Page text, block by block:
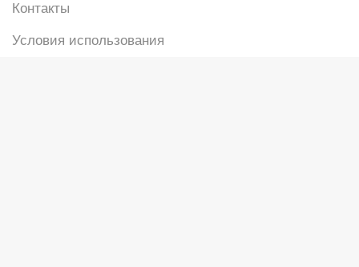
Контакты
Условия использования